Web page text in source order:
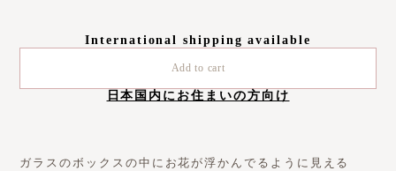
International shipping available
Add to cart
日本国内にお住まいの方向け
ガラスのボックスの中にお花が浮かんでるように見える